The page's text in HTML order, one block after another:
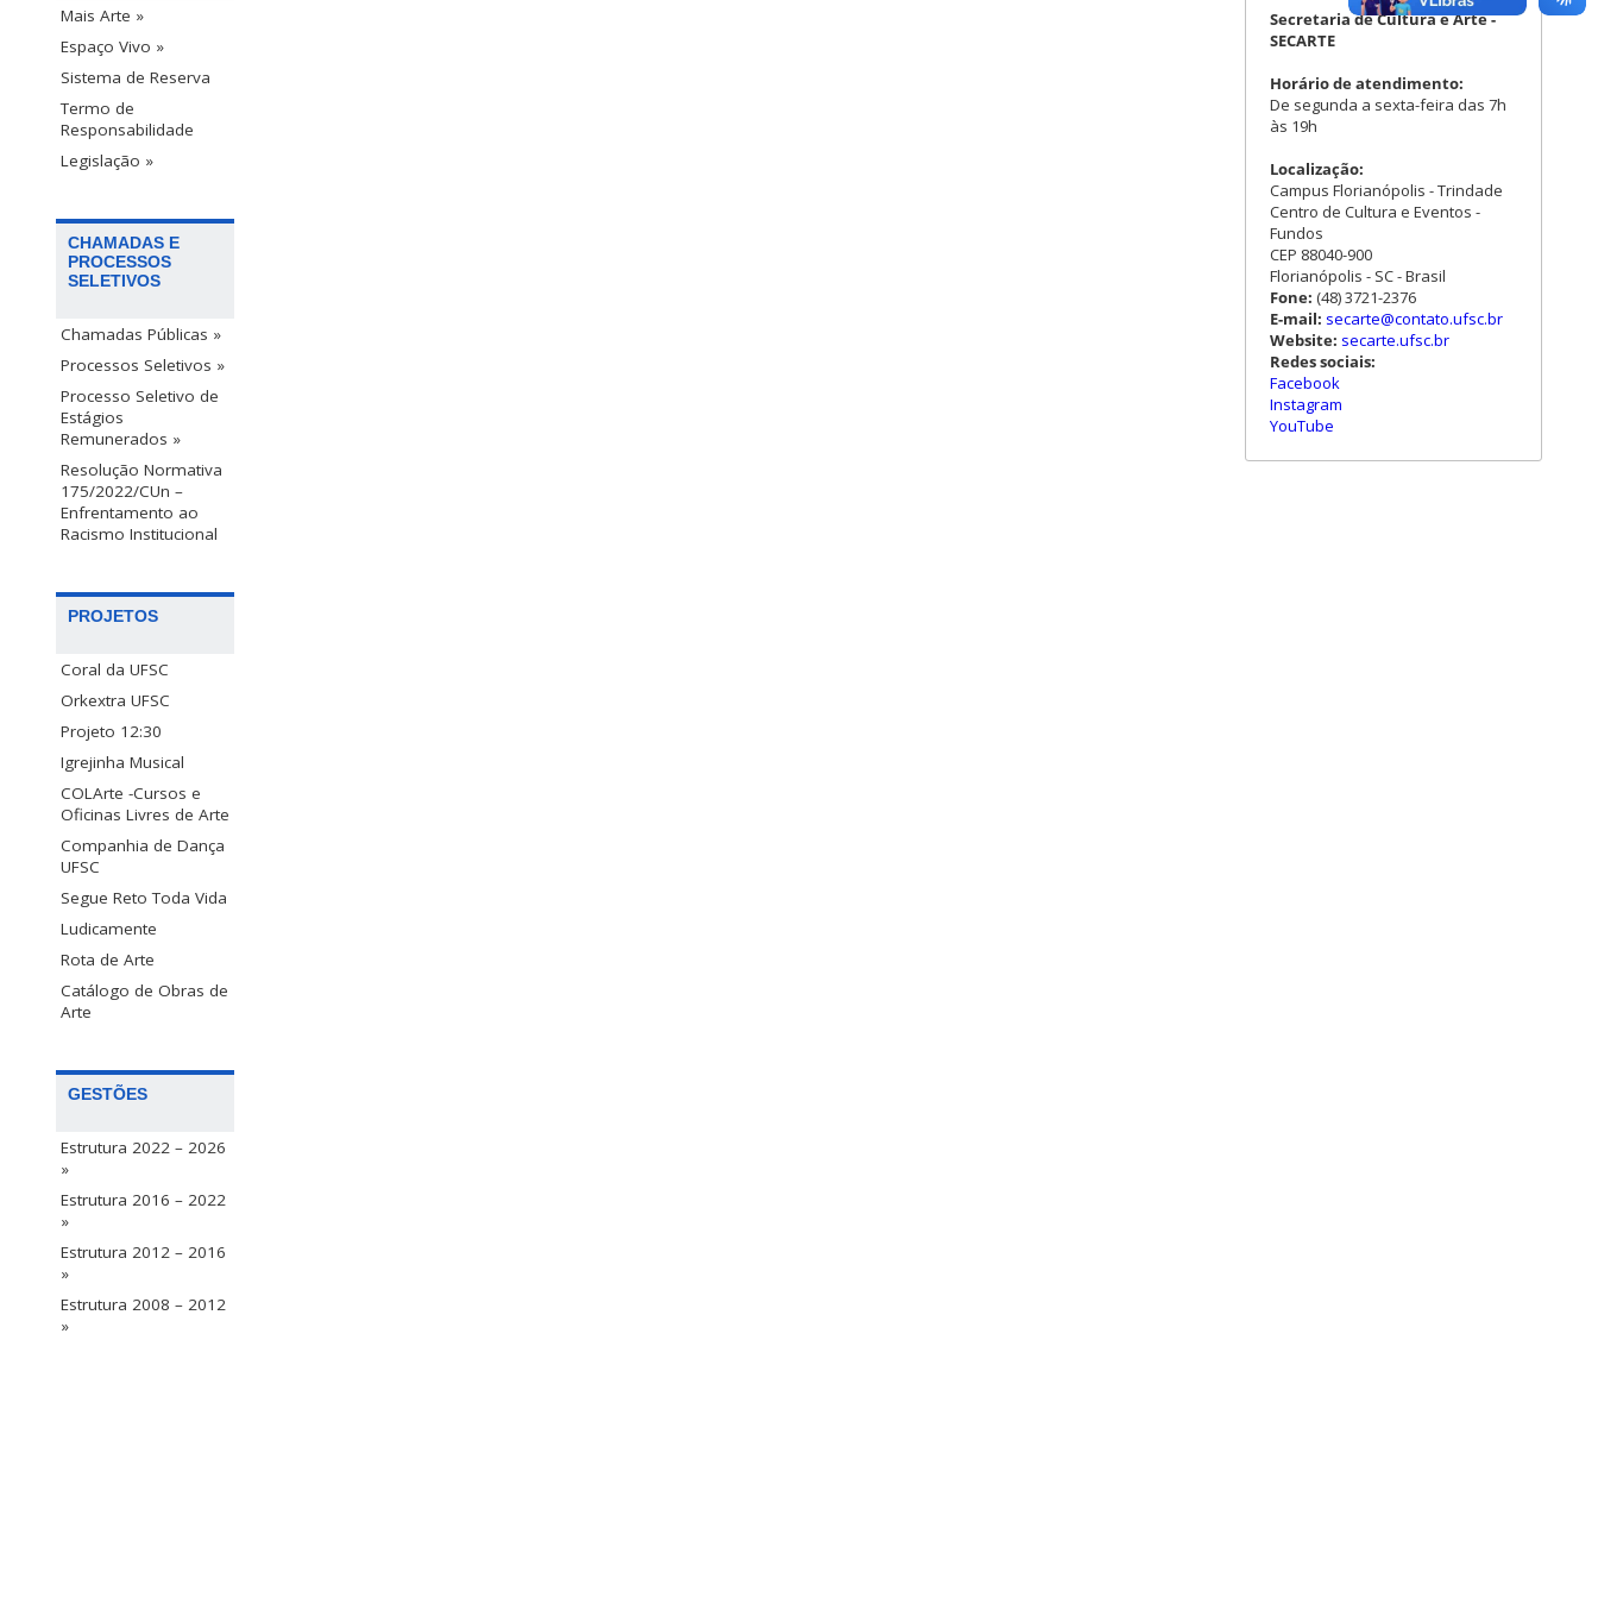
Mais Arte »
Espaço Vivo »
Sistema de Reserva
Termo de
Responsabilidade
Legislação »
CHAMADAS E
PROCESSOS
SELETIVOS
Chamadas Públicas »
Processos Seletivos »
Processo Seletivo de
Estágios
Remunerados »
Resolução Normativa
175/2022/CUn –
Enfrentamento ao
Racismo Institucional
PROJETOS
Coral da UFSC
Orkextra UFSC
Projeto 12:30
Igrejinha Musical
COLArte -Cursos e
Oficinas Livres de Arte
Companhia de Dança
UFSC
Segue Reto Toda Vida
Ludicamente
Rota de Arte
Catálogo de Obras de
Arte
GESTÕES
Estrutura 2022 – 2026
»
Estrutura 2016 – 2022
»
Estrutura 2012 – 2016
»
Estrutura 2008 – 2012
»
Secretaria de Cultura e Arte -
SECARTE
Horário de atendimento:
De segunda a sexta-feira das 7h
às 19h
Localização:
Campus Florianópolis - Trindade
Centro de Cultura e Eventos -
Fundos
CEP 88040-900
Florianópolis - SC - Brasil
Fone: (48) 3721-2376
E-mail: secarte@contato.ufsc.br
Website: secarte.ufsc.br
Redes sociais:
Facebook
Instagram
YouTube